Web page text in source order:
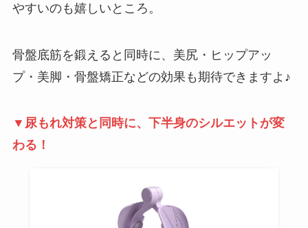
やすいのも嬉しいところ。
骨盤底筋を鍛えると同時に、美尻・ヒップアッ
プ・美脚・骨盤矯正などの効果も期待できますよ♪
▼尿もれ対策と同時に、下半身のシルエットが変
わる！